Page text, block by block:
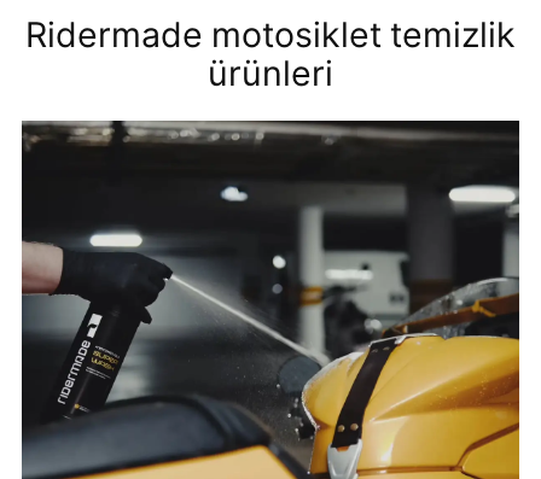
Ridermade motosiklet temizlik
ürünleri